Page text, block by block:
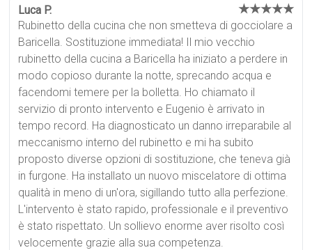
Luca P. ★★★★★
Rubinetto della cucina che non smetteva di gocciolare a
Baricella. Sostituzione immediata! Il mio vecchio
rubinetto della cucina a Baricella ha iniziato a perdere in
modo copioso durante la notte, sprecando acqua e
facendomi temere per la bolletta. Ho chiamato il
servizio di pronto intervento e Eugenio è arrivato in
tempo record. Ha diagnosticato un danno irreparabile al
meccanismo interno del rubinetto e mi ha subito
proposto diverse opzioni di sostituzione, che teneva già
in furgone. Ha installato un nuovo miscelatore di ottima
qualità in meno di un'ora, sigillando tutto alla perfezione.
L'intervento è stato rapido, professionale e il preventivo
è stato rispettato. Un sollievo enorme aver risolto così
velocemente grazie alla sua competenza.